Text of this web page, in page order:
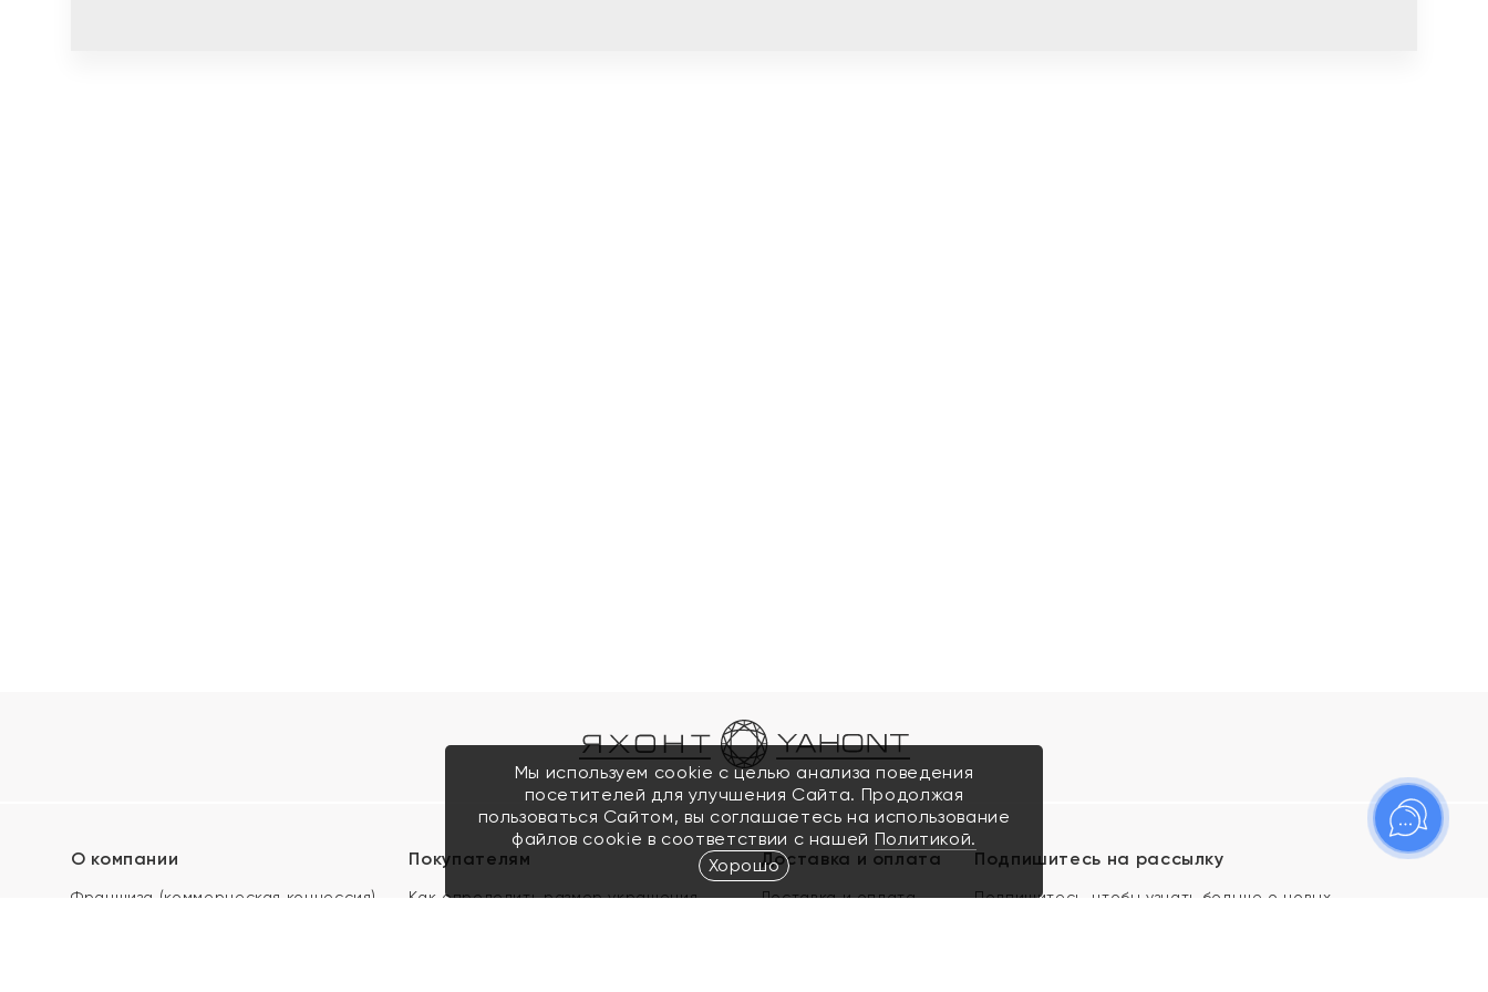
О компании
Франшиза (коммерческая концессия)
Покупателям
Как определить размер украшения
Доставка и оплата
Доставка и оплата
Подпишитесь на рассылку
Подпишитесь, чтобы узнать больше о новых
Мы используем cookie с целью анализа поведения
посетителей для улучшения Сайта. Продолжая
пользоваться Сайтом, вы соглашаетесь на использование
файлов cookie в соответствии с нашей Политикой.
Хорошо